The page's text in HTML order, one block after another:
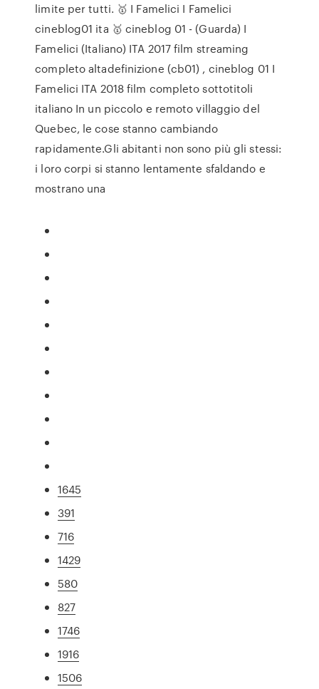
limite per tutti. 🥇 I Famelici I Famelici
cineblog01 ita 🥇 cineblog 01 - (Guarda) I
Famelici (Italiano) ITA 2017 film streaming
completo altadefinizione (cb01) , cineblog 01 I
Famelici ITA 2018 film completo sottotitoli
italiano In un piccolo e remoto villaggio del
Quebec, le cose stanno cambiando
rapidamente.Gli abitanti non sono più gli stessi:
i loro corpi si stanno lentamente sfaldando e
mostrano una
1645
391
716
1429
580
827
1746
1916
1506